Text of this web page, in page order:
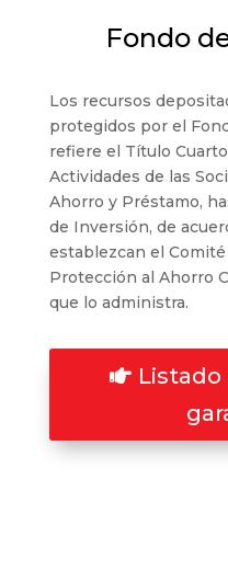
Fondo
Los recursos
protegidos por el
refiere el Título
Actividades de las
Ahorro y Préstamo,
de Inversión, de
establezcan el
Protección al Ahorro
que lo administra.